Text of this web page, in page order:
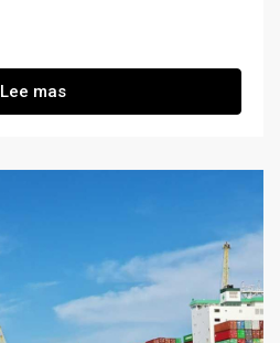
Lee mas